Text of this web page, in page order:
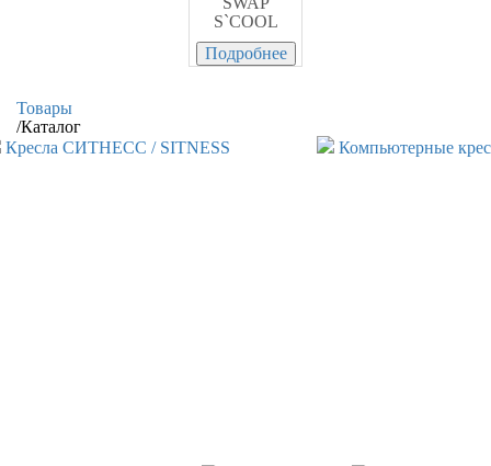
S`COOL
Подробнее
Товары
/Каталог
Компьютерные
Кресла СИТНЕСС / SITNESS